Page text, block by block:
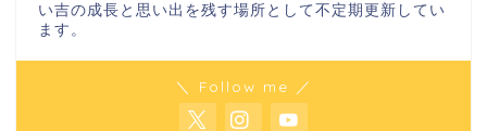
い吉の成長と思い出を残す場所として不定期更新してい
ます。
＼ Follow me ／